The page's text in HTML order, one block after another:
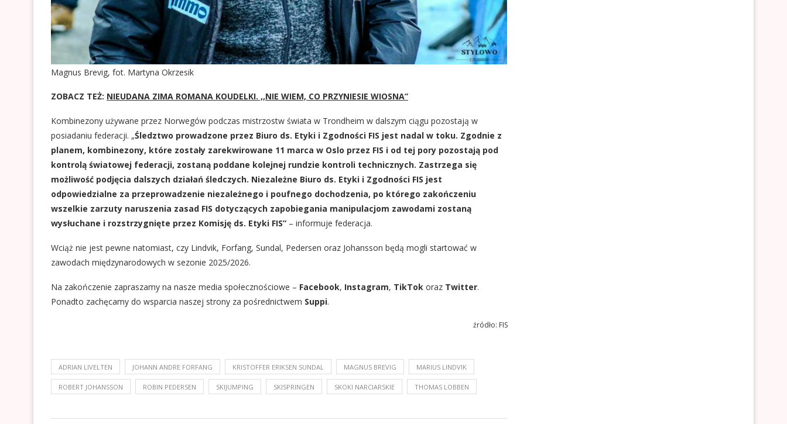
Magnus Brevig, fot. Martyna Okrzesik
ZOBACZ TEŻ: NIEUDANA ZIMA ROMANA KOUDELKI. ,,NIE WIEM, CO PRZYNIESIE WIOSNA”
Kombinezony używane przez Norwegów podczas mistrzostw świata w Trondheim w dalszym ciągu pozostają w
posiadaniu federacji. „Śledztwo prowadzone przez Biuro ds. Etyki i Zgodności FIS jest nadal w toku. Zgodnie z
planem, kombinezony, które zostały zarekwirowane 11 marca w Oslo przez FIS i od tej pory pozostają pod
kontrolą światowej federacji, zostaną poddane kolejnej rundzie kontroli technicznych. Zastrzega się
możliwość podjęcia dalszych działań śledczych. Niezależne Biuro ds. Etyki i Zgodności FIS jest
odpowiedzialne za przeprowadzenie niezależnego i poufnego dochodzenia, po którego zakończeniu
wszelkie zarzuty naruszenia zasad FIS dotyczących zapobiegania manipulacjom zawodami zostaną
wysłuchane i rozstrzygnięte przez Komisję ds. Etyki FIS” – informuje federacja.
Wciąż nie jest pewne natomiast, czy Lindvik, Forfang, Sundal, Pedersen oraz Johansson będą mogli startować w
zawodach międzynarodowych w sezonie 2025/2026.
Na zakończenie zapraszamy na nasze media społecznościowe – Facebook, Instagram, TikTok oraz Twitter.
Ponadto zachęcamy do wsparcia naszej strony za pośrednictwem Suppi.
źródło: FIS
ADRIAN LIVELTEN JOHANN ANDRE FORFANG KRISTOFFER ERIKSEN SUNDAL MAGNUS BREVIG MARIUS LINDVIK
ROBERT JOHANSSON ROBIN PEDERSEN SKIJUMPING SKISPRINGEN SKOKI NARCIARSKIE THOMAS LOBBEN